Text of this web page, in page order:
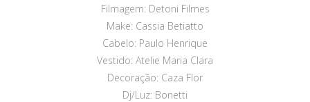
Filmagem: Detoni Filmes
Make: Cassia Betiatto
Cabelo: Paulo Henrique
Vestido: Atelie Maria Clara
Decoração: Caza Flor
Dj/Luz: Bonetti